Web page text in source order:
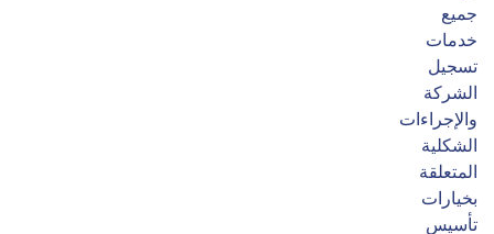
جميع
خدمات
تسجيل
الشركة
والإجراءات
الشكلية
المتعلقة
بخيارات
تأسيس